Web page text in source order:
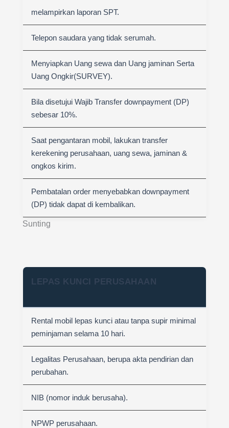
Sunting
melampirkan laporan SPT.
Telepon saudara yang tidak serumah.
Menyiapkan Uang sewa dan Uang jaminan Serta
Uang Ongkir(SURVEY).
Bila disetujui Wajib Transfer downpayment (DP)
sebesar 10%.
Saat pengantaran mobil, lakukan transfer
kerekening perusahaan, uang sewa, jaminan &
ongkos kirim.
Pembatalan order menyebabkan downpayment
(DP) tidak dapat di kembalikan.
LEPAS KUNCI PERUSAHAAN
Rental mobil lepas kunci atau tanpa supir minimal
peminjaman selama 10 hari.
Legalitas Perusahaan, berupa akta pendirian dan
perubahan.
NIB (nomor induk berusaha).
NPWP perusahaan.